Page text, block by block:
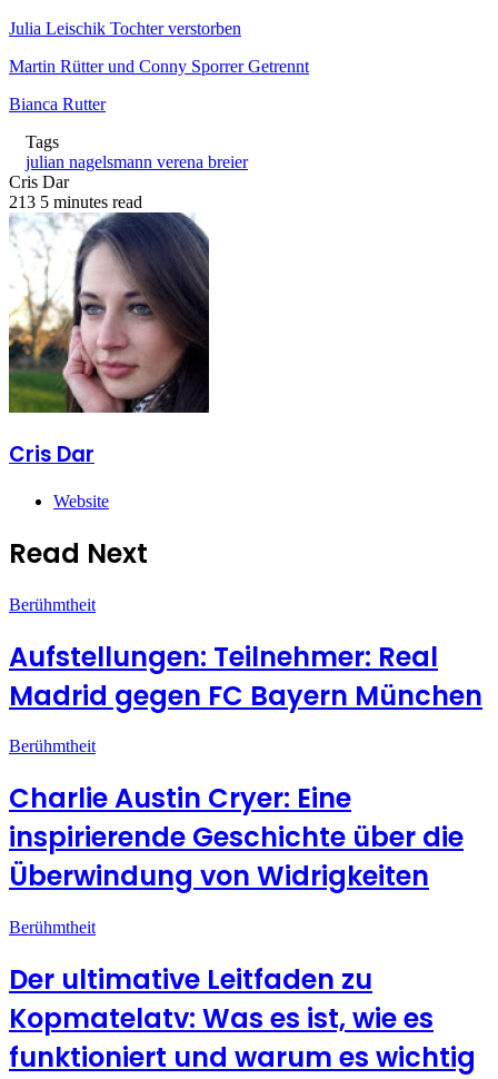
Julia Leischik Tochter verstorben
Martin Rütter und Conny Sporrer Getrennt
Bianca Rutter
Tags
julian nagelsmann verena breier
Cris Dar
213 5 minutes read
Cris Dar
Website
Read Next
Berühmtheit
Aufstellungen: Teilnehmer: Real
Madrid gegen FC Bayern München
Berühmtheit
Charlie Austin Cryer: Eine
inspirierende Geschichte über die
Überwindung von Widrigkeiten
Berühmtheit
Der ultimative Leitfaden zu
Kopmatelatv: Was es ist, wie es
funktioniert und warum es wichtig